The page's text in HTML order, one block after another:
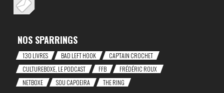
NOS SPARRINGS
130 LIVRES BAD LEFT HOOK
CAP'TAIN CROCHET
CULTUREBOXE, LE PODCAST
FFB
FRÉDÉRIC ROUX
NETBOXE
SOU CAPOEIRA THE RING